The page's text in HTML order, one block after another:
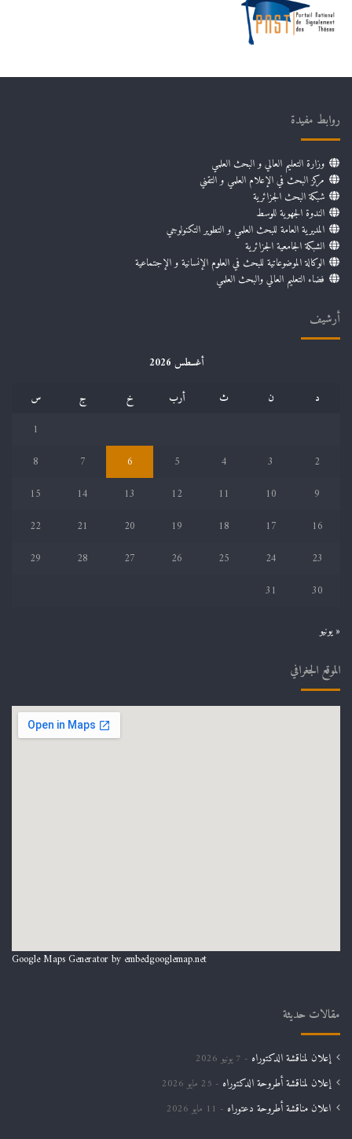
روابط مفيدة
وزارة التعليم العالي و البحث العلمي
مركز البحث في الإعلام العلمي و التقني
شبكة البحث الجزائرية
الندوة الجهوية للوسط
المديرية العامة للبحث العلمي و التطوير التكنولوجي
الشبكة الجامعية الجزائرية
الوكالة الموضوعاتية للبحث في العلوم الإنسانية و الإجتماعية
فضاء التعليم العالي والبحث العلمي
أرشيف
أغسطس 2026
د
ن ث أرب خ ج
س
1
2
3
4
5
6
7
8
9
10
11
12
13
14
15
16
17
18
19
20
21
22
23
24
25
26
27
28
29
30
31
« يونيو
الموقع الجغرافي
Google Maps Generator by embedgooglemap.net
مقالات حديثة
إعلان لمناقشة الدكتوراه 7 يونيو 2026
إعلان لمناقشة أطروحة الدكتوراه 25 مايو 2026
اعلان مناقشة أطروحة دعتوراه 11 مايو 2026